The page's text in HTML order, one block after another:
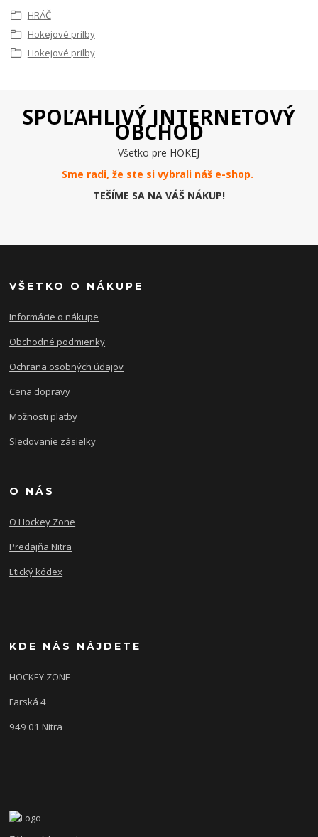
HRÁČ
Hokejové prilby
Hokejové prilby
SPOĽAHLIVÝ INTERNETOVÝ
OBCHOD
Všetko pre HOKEJ
Sme radi, že ste si vybrali náš e-shop.
TEŠÍME SA NA VÁŠ NÁKUP!
VŠETKO O NÁKUPE
Informácie o nákupe
Obchodné podmienky
Ochrana osobných údajov
Cena dopravy
Možnosti platby
Sledovanie zásielky
O NÁS
O Hockey Zone
Predajňa Nitra
Etický kódex
KDE NÁS NÁJDETE
HOCKEY ZONE
Farská 4
949 01 Nitra